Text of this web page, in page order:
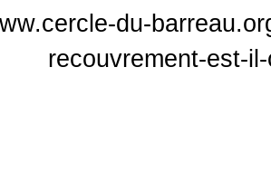
du-
recouvrement-est-